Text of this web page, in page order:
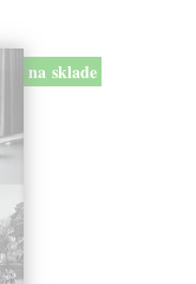
na sklade